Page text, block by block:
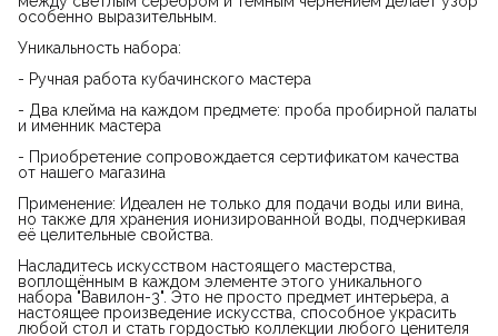
особенно выразительным.
Уникальность набора:
- Ручная работа кубачинского мастера
- Два клейма на каждом предмете: проба пробирной палаты
и именник мастера
- Приобретение сопровождается сертификатом качества
от нашего магазина
Применение: Идеален не только для подачи воды или вина,
но также для хранения ионизированной воды, подчеркивая
её целительные свойства.
Насладитесь искусством настоящего мастерства,
воплощённым в каждом элементе этого уникального
набора "Вавилон-3". Это не просто предмет интерьера, а
настоящее произведение искусства, способное украсить
любой стол и стать гордостью коллекции любого ценителя